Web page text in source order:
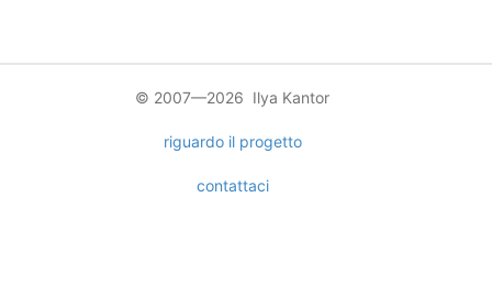
© 2007—2026 Ilya Kantor
riguardo il progetto
contattaci